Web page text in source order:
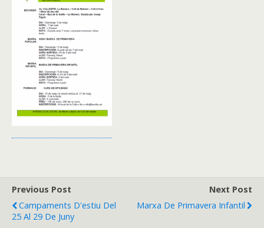
Previous Post
Campaments D'estiu Del
25 Al 29 De Juny
Next Post
Marxa De Primavera Infantil